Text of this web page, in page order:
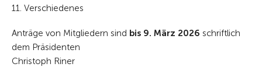
11. Verschiedenes
Anträge von Mitgliedern sind bis 9. März 2026 schriftlich
dem Präsidenten
Christoph Riner